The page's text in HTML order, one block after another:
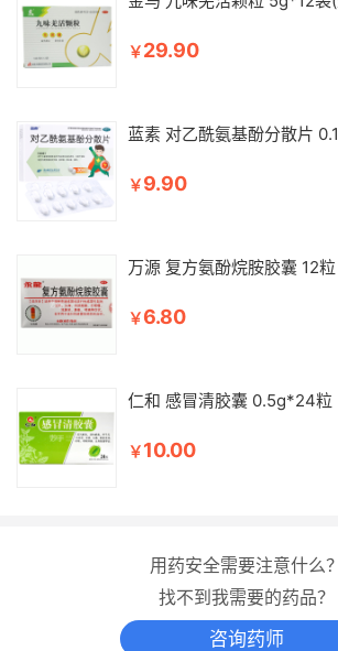
￥29.90
蓝素 对
￥9.90
万源 复方氨酚烷胺胶囊 12粒
￥6.80
仁和 感冒清胶囊 0.5g*24粒
￥10.00
用药安全需要注意什么？
找不到我需要的药品？
咨询药师